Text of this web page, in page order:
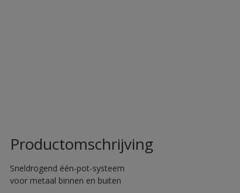
Productomschrijving
Sneldrogend één-pot-systeem
voor metaal binnen en buiten